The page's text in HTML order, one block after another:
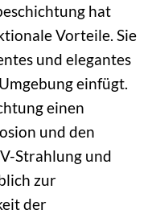
hat
Vorteile. Sie
und elegantes
einfügt.
einen
und den
Strahlung und
zur
der